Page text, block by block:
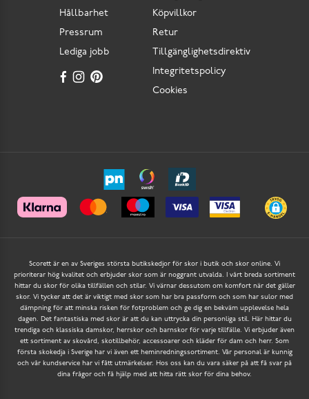
Köpvillkor
Retur
Tillgänglighetsdirektiv
Integritetspolicy
Cookies
Hållbarhet
Pressrum
Lediga jobb
Scorett är en av Sveriges största butikskedjor för skor i butik och skor online. Vi
prioriterar hög kvalitet och erbjuder skor som är noggrant utvalda. I vårt breda sortiment
hittar du skor för olika tillfällen och stilar. Vi värnar dessutom om komfort när det gäller
skor. Vi tycker att det är viktigt med skor som har bra passform och som har sulor med
dämpning för att minska risken för fotproblem och ge dig en bekväm upplevelse hela
dagen. Det fantastiska med skor är att du kan uttrycka din personliga stil. Här hittar du
trendiga och klassiska damskor, herrskor och barnskor för varje tillfälle. Vi erbjuder även
ett sortiment av skovård, skotillbehör, accessoarer och kläder för dam och herr. Som
första skokedja i Sverige har vi även ett heminredningssortiment. Vår personal är kunnig
och vår kundservice har vi fått utmärkelser. Hos oss kan du vara säker på att få svar på
dina frågor och få hjälp med att hitta rätt skor för dina behov.